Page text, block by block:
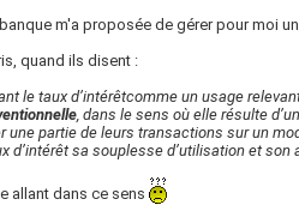
m'a proposée de gérer pour moi
quand ils disent :
le taux d’intérêtcomme un usage
, dans le sens où elle résulte
une partie de leurs transactions sur un
d’intérêt sa souplesse d’utilisation et son
allant dans ce sens